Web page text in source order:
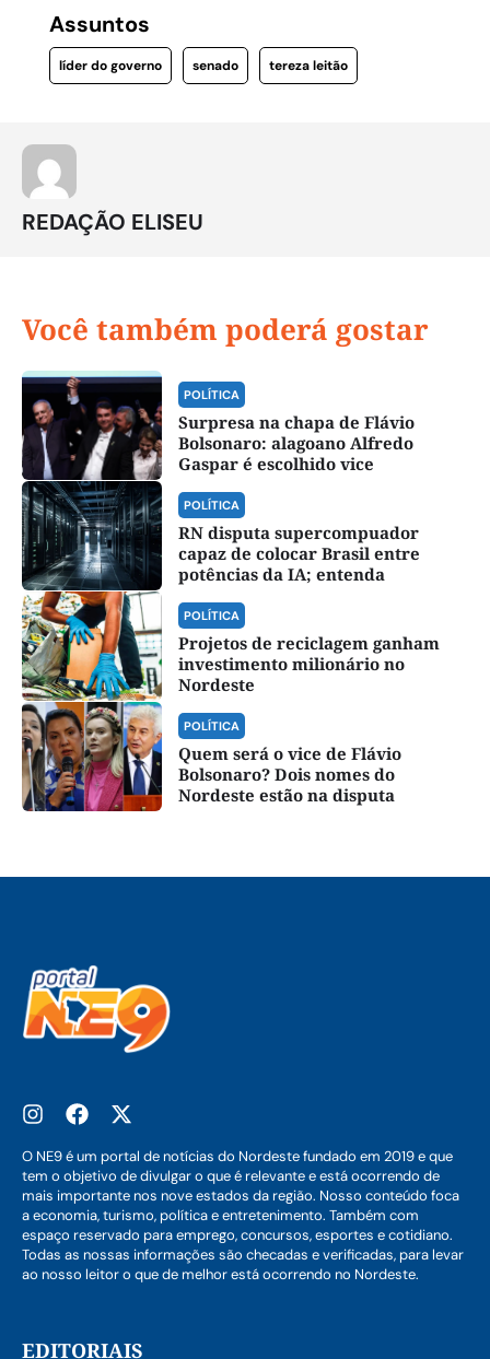
Assuntos
líder do governo senado tereza leitão
REDAÇÃO ELISEU
Você também poderá gostar
POLÍTICA
Surpresa na chapa de Flávio
Bolsonaro: alagoano Alfredo
Gaspar é escolhido vice
POLÍTICA
RN disputa supercompuador
capaz de colocar Brasil entre
potências da IA; entenda
POLÍTICA
Projetos de reciclagem ganham
investimento milionário no
Nordeste
POLÍTICA
Quem será o vice de Flávio
Bolsonaro? Dois nomes do
Nordeste estão na disputa
O NE9 é um portal de notícias do Nordeste fundado em 2019 e que
tem o objetivo de divulgar o que é relevante e está ocorrendo de
mais importante nos nove estados da região. Nosso conteúdo foca
a economia, turismo, política e entretenimento. Também com
espaço reservado para emprego, concursos, esportes e cotidiano.
Todas as nossas informações são checadas e verificadas, para levar
ao nosso leitor o que de melhor está ocorrendo no Nordeste.
EDITORIAIS